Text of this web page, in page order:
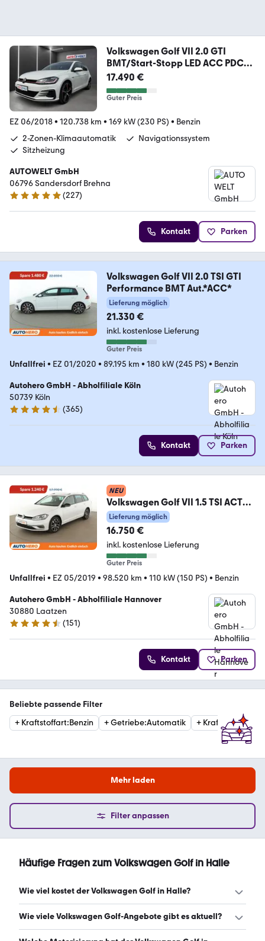
Volkswagen Golf VII 2.0 GTI
BMT/Start-Stopp LED ACC PDC
AUX
17.490 €
Guter Preis
EZ 06/2018• 120.738 km • 169 kW (230 PS) • Benzin
2-Zonen-Klimaautomatik
Navigationssystem
Sitzheizung
AUTOWELT GmbH
06796 Sandersdorf Brehna
4.8 Sterne
(227)
Kontakt Parken
Volkswagen Golf VII 2.0 TSI GTI
Performance BMT Aut.*ACC*
Lieferung möglich
21.330 €
inkl. kostenlose Lieferung
Guter Preis
Unfallfrei • EZ 01/2020 • 89.195 km • 180 kW (245 PS) • Benzin
Autohero GmbH - Abholfiliale Köln
50739 Köln
4.6 Sterne
(365)
Kontakt Parken
NEU
Volkswagen Golf VII 1.5 TSI ACT
IQ.DRIVE BMT*NAVI*ACC*PLA*
Lieferung möglich
16.750 €
inkl. kostenlose Lieferung
Guter Preis
Unfallfrei • EZ 05/2019 • 98.520 km • 110 kW (150 PS) • Benzin
Autohero GmbH - Abholfiliale Hannover
30880 Laatzen
4.7 Sterne
(151)
Kontakt Parken
Beliebte passende Filter
+ Kraftstoffart:Benzin +Getriebe:Automatik + Kraftstoffart
Mehr laden
Filter anpassen
Häufige Fragen zum Volkswagen Golf in Halle
Wie viel kostet der Volkswagen Golf in Halle?
Ein guter Preis für einen Volkswagen Golf in Halle liegt
starten ab 168 € monatlich. (Stand: 8.8.2026)
Wie viele Volkswagen Golf-Angebote gibt es aktuell?